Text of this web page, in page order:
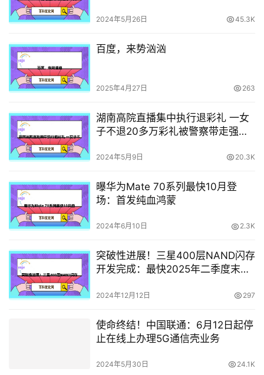
2024年5月26日 45.3K
百度，来势汹汹
2025年4月27日 263
湖南高院直播集中执行退彩礼 一女
子不退20多万彩礼被警察带走强制
2024年5月9日 20.3K
曝华为Mate 70系列最快10月登
场：首发纯血鸿蒙
2024年6月10日 2.3K
突破性进展！三星400层NAND闪存
开发完成：最快2025年二季度末量
2024年12月12日 297
使命终结！中国联通：6月12日起停
止在线上办理5G通信壳业务
2024年5月30日 24.1K